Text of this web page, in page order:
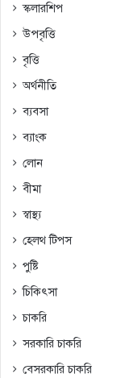
স্কলারশিপ
উপবৃত্তি
বৃত্তি
অর্থনীতি
ব্যবসা
ব্যাংক
লোন
বীমা
স্বাস্থ্য
হেলথ টিপস
পুষ্টি
চিকিৎসা
চাকরি
সরকারি চাকরি
বেসরকারি চাকরি